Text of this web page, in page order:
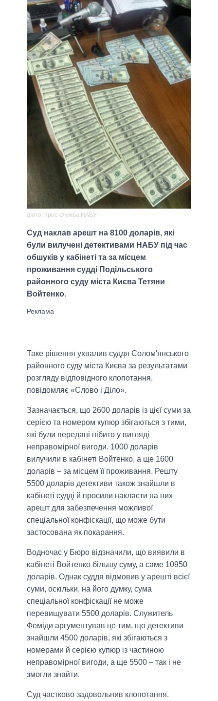
фото: прес-служба НАБУ
Суд наклав арешт на 8100 доларів, які
були вилучені детективами НАБУ під час
обшуків у кабінеті та за місцем
проживання судді Подільського
районного суду міста Києва Тетяни
Войтенко.
Таке рішення ухвалив суддя Солом'янського
районного суду міста Києва за результатами
розгляду відповідного клопотання,
повідомляє «Слово і Діло».
Зазначається, що 2600 доларів із цієї суми за
серією та номером купюр збігаються з тими,
які були передані нібито у вигляді
неправомірної вигоди. 1000 доларів
вилучили в кабінеті Войтенко, а ще 1600
доларів – за місцем її проживання. Решту
5500 доларів детективи також знайшли в
кабінеті судді й просили накласти на них
арешт для забезпечення можливої ​​
спеціальної конфіскації, що може бути
застосована як покарання.
Водночас у Бюро відзначили, що виявили в
кабінеті Войтенко більшу суму, а саме 10950
доларів. Однак суддя відмовив у арешті всієї
суми, оскільки, на його думку, сума
спеціальної конфіскації не може
перевищувати 5500 доларів. Служитель
Феміди аргументував це тим, що детективи
знайшли 4500 доларів, які збігаються з
номерами й серією купюр із частиною
неправомірної вигоди, а ще 5500 – так і не
змогли знайти.
Суд частково задовольнив клопотання.